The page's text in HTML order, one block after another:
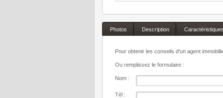
Photos Description
Pour obtenir les conseils d'un agent
Ou remplissez le formulaire :
Nom :
Tél :